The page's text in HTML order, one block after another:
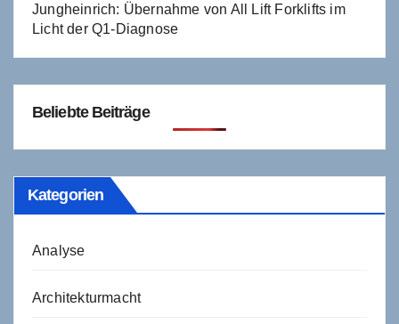
Jungheinrich: Übernahme von All Lift Forklifts im
Licht der Q1-Diagnose
Beliebte Beiträge
Kategorien
Analyse
Architekturmacht